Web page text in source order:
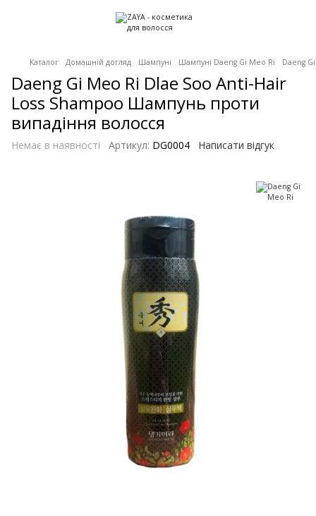
Каталог Домашній догляд Шампуні Шампуні Daeng Gi Meo Ri Daeng
Daeng Gi Meo Ri Dlae Soo Anti-Hair
Loss Shampoo Шампунь проти
випадіння волосся
Немає в наявності Артикул: DG0004 Написати відгук